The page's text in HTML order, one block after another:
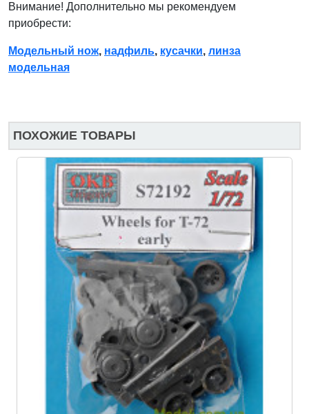
Внимание! Дополнительно мы рекомендуем
приобрести:
Модельный нож, надфиль, кусачки, линза
модельная
ПОХОЖИЕ ТОВАРЫ